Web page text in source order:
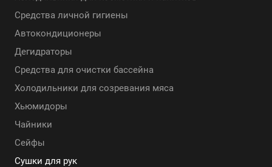
Cредства личной гигиены
Автокондиционеры
Дегидраторы
Средства для очистки бассейна
Холодильники для созревания мяса
Хьюмидоры
Чайники
Сейфы
Сушки для рук